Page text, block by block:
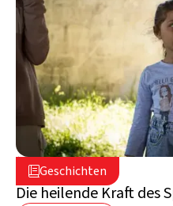
Geschichten
16. Juli 2026
Libanon
Die heilende Kraft des